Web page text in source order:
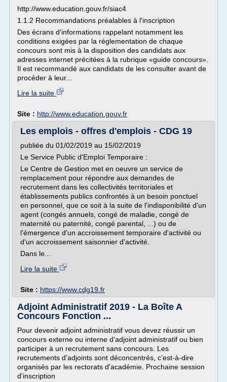
http://www.education.gouv.fr/siac4
1.1.2 Recommandations préalables à l'inscription
Des écrans d'informations rappelant notamment les
conditions exigées par la réglementation de chaque
concours sont mis à la disposition des candidats aux
adresses internet précitées à la rubrique «guide concours».
Il est recommandé aux candidats de les consulter avant de
procéder à leur...
Lire la suite
Site : http://www.education.gouv.fr
Les emplois - offres d'emplois - CDG 19
publiée du 01/02/2019 au 15/02/2019
Le Service Public d'Emploi Temporaire :
Le Centre de Gestion met en oeuvre un service de
remplacement pour répondre aux demandes de
recrutement dans les collectivités territoriales et
établissements publics confrontés à un besoin ponctuel
en personnel, que ce soit à la suite de l'indisponibilité d'un
agent (congés annuels, congé de maladie, congé de
maternité ou paternité, congé parental, ...) ou de
l'émergence d'un accroissement temporaire d'activité ou
d'un accroissement saisonnier d'activité.
Dans le...
Lire la suite
Site : https://www.cdg19.fr
Adjoint Administratif 2019 - La Boîte A
Concours Fonction ...
Pour devenir adjoint administratif vous devez réussir un
concours externe ou interne d'adjoint administratif ou bien
participer à un recrutement sans concours. Les
recrutements d'adjoints sont déconcentrés, c'est-à-dire
organisés par les rectorats d'académie. Prochaine session
d'inscription